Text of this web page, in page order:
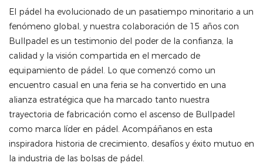
El pádel ha evolucionado de un pasatiempo minoritario a un
fenómeno global, y nuestra colaboración de 15 años con
Bullpadel es un testimonio del poder de la confianza, la
calidad y la visión compartida en el mercado de
equipamiento de pádel. Lo que comenzó como un
encuentro casual en una feria se ha convertido en una
alianza estratégica que ha marcado tanto nuestra
trayectoria de fabricación como el ascenso de Bullpadel
como marca líder en pádel. Acompáñanos en esta
inspiradora historia de crecimiento, desafíos y éxito mutuo en
la industria de las bolsas de pádel.